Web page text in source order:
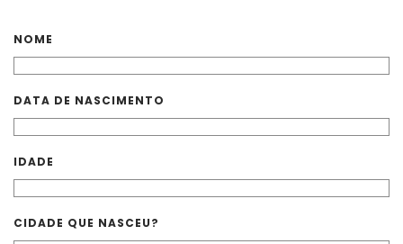
BLOG
SUSTENTABILIDADE
NOME
DATA DE NASCIMENTO
IDADE
CIDADE QUE NASCEU?